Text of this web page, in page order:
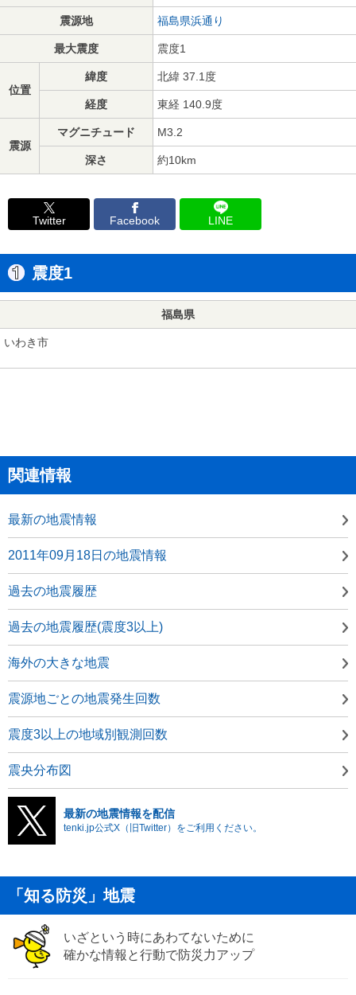
震源地 福島県浜通り
最大震度 震度1
位置
緯度 北緯 37.1度
経度 東経 140.9度
震源
マグニチュード M3.2
深さ 約10km
Twitter Facebook LINE
震度1
福島県
いわき市
関連情報
最新の地震情報
2011年09月18日の地震情報
過去の地震履歴
過去の地震履歴(震度3以上)
海外の大きな地震
震源地ごとの地震発生回数
震度3以上の地域別観測回数
震央分布図
最新の地震情報を配信
tenki.jp公式X（旧Twitter）をご利用ください。
「知る防災」地震
いざという時にあわてないために
確かな情報と行動で防災力アップ